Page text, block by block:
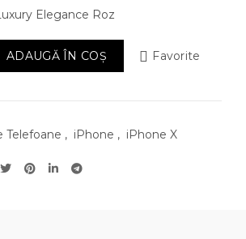
Elegance Roz
iPhone X Luxury Elegance Roz
ADAUGĂ ÎN COȘ Favorite
Telefoane , iPhone , iPhone X